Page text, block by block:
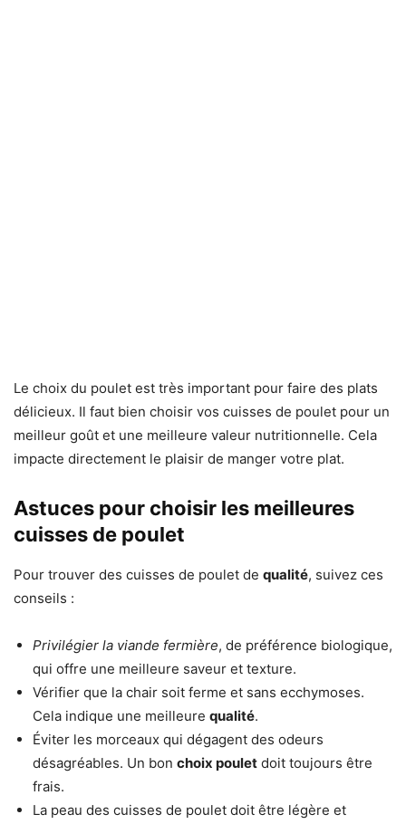
Le choix du poulet est très important pour faire des plats
délicieux. Il faut bien choisir vos cuisses de poulet pour un
meilleur goût et une meilleure valeur nutritionnelle. Cela
impacte directement le plaisir de manger votre plat.
Astuces pour choisir les meilleures
cuisses de poulet
Pour trouver des cuisses de poulet de qualité, suivez ces
conseils :
Privilégier la viande fermière, de préférence biologique,
qui offre une meilleure saveur et texture.
Vérifier que la chair soit ferme et sans ecchymoses.
Cela indique une meilleure qualité.
Éviter les morceaux qui dégagent des odeurs
désagréables. Un bon choix poulet doit toujours être
frais.
La peau des cuisses de poulet doit être légère et